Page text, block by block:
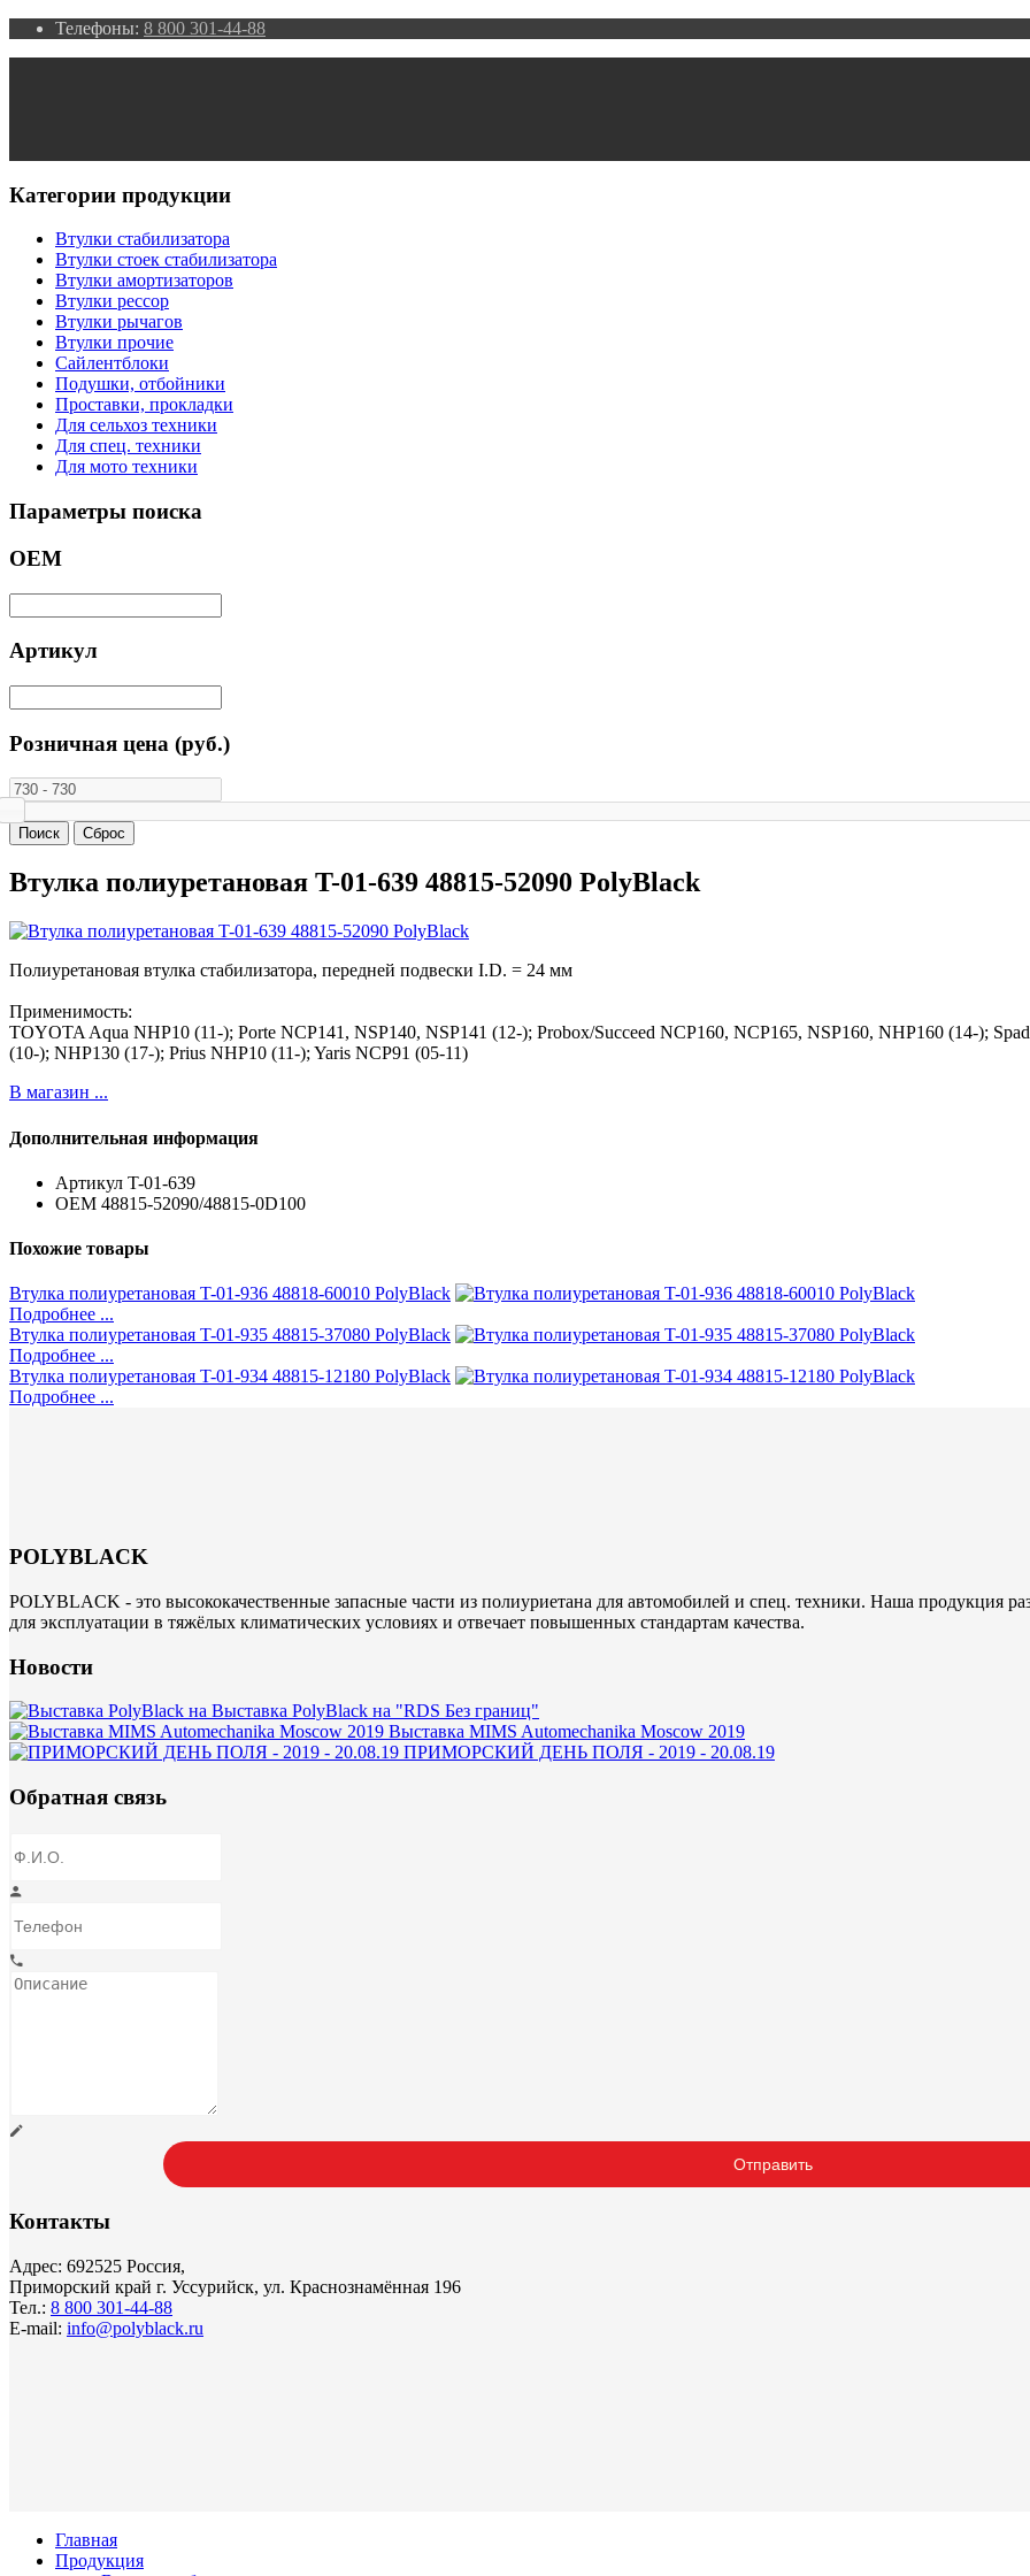
Телефоны: 8 800 301-44-88
Категории продукции
Втулки стабилизатора
Втулки стоек стабилизатора
Втулки амортизаторов
Втулки рессор
Втулки рычагов
Втулки прочие
Сайлентблоки
Подушки, отбойники
Проставки, прокладки
Для сельхоз техники
Для спец. техники
Для мото техники
Параметры поиска
ОЕМ
Артикул
Розничная цена (руб.)
Втулка полиуретановая T-01-639 48815-52090 PolyBlack
Полиуретановая втулка стабилизатора, передней подвески I.D. = 24 мм
Применимость:
TOYOTA Aqua NHP10 (11-); Porte NCP141, NSP140, NSP141 (12-); Probox/Succeed NCP160, NCP165, NSP160, NHP160 (14-);
(10-); NHP130 (17-); Prius NHP10 (11-); Yaris NCP91 (05-11)
В магазин ...
Дополнительная информация
Артикул T-01-639
ОЕМ 48815-52090/48815-0D100
Похожие товары
Втулка полиуретановая T-01-936 48818-60010 PolyBlack
Подробнее ...
Втулка полиуретановая T-01-935 48815-37080 PolyBlack
Подробнее ...
Втулка полиуретановая T-01-934 48815-12180 PolyBlack
Подробнее ...
POLYBLACK
POLYBLACK - это высококачественные запасные части из полиуриетана для автомобилей и спец. техники. Наша продукция
для эксплуатации в тяжёлых климатических условиях и отвечает повышенных стандартам качества.
Новости
Выставка PolyBlack на "RDS Без границ"
Выставка MIMS Automechanika Moscow 2019
ПРИМОРСКИЙ ДЕНЬ ПОЛЯ - 2019 - 20.08.19
Обратная связь
Контакты
Адрес: 692525 Россия,
Приморский край г. Уссурийск, ул. Краснознамённая 196
Тел.: 8 800 301-44-88
E-mail: info@polyblack.ru
Главная
Продукция